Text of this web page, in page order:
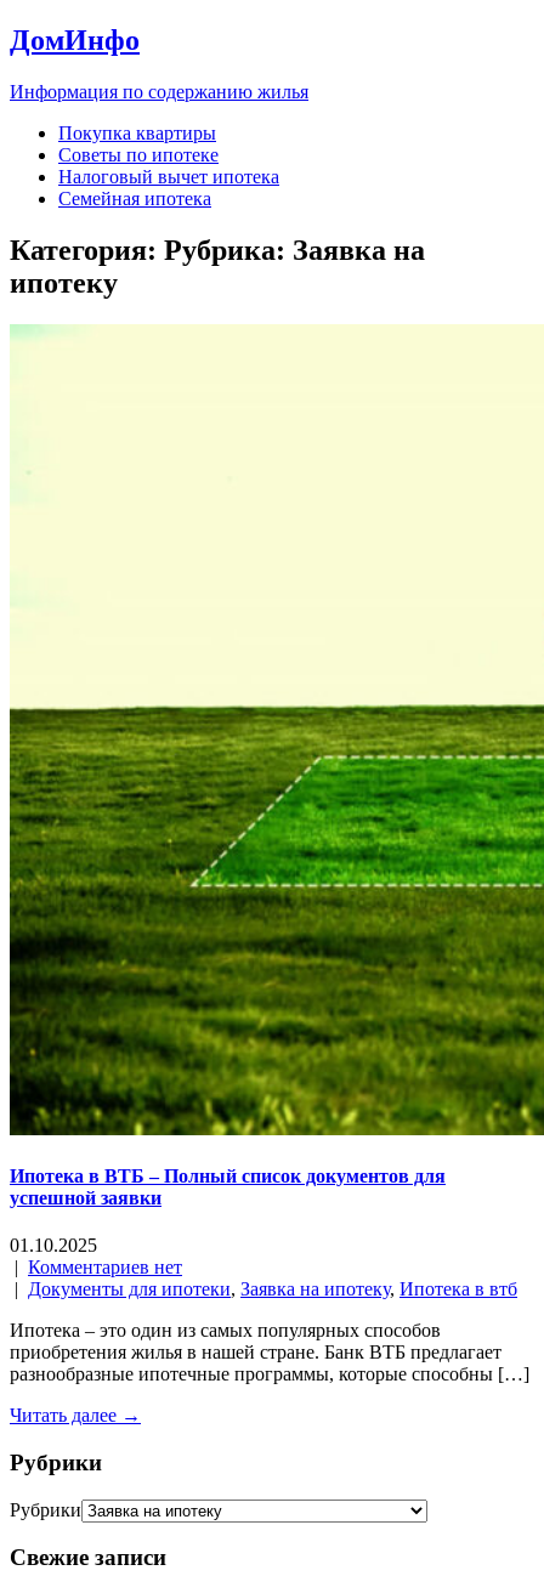
ДомИнфо
Информация по содержанию жилья
Покупка квартиры
Советы по ипотеке
Налоговый вычет ипотека
Семейная ипотека
Категория: Рубрика: Заявка на
ипотеку
Ипотека в ВТБ – Полный список документов для
успешной заявки
01.10.2025
| Комментариев нет
| Документы для ипотеки, Заявка на ипотеку, Ипотека в втб
Ипотека – это один из самых популярных способов
приобретения жилья в нашей стране. Банк ВТБ предлагает
разнообразные ипотечные программы, которые способны […]
Читать далее →
Рубрики
Рубрики
Свежие записи